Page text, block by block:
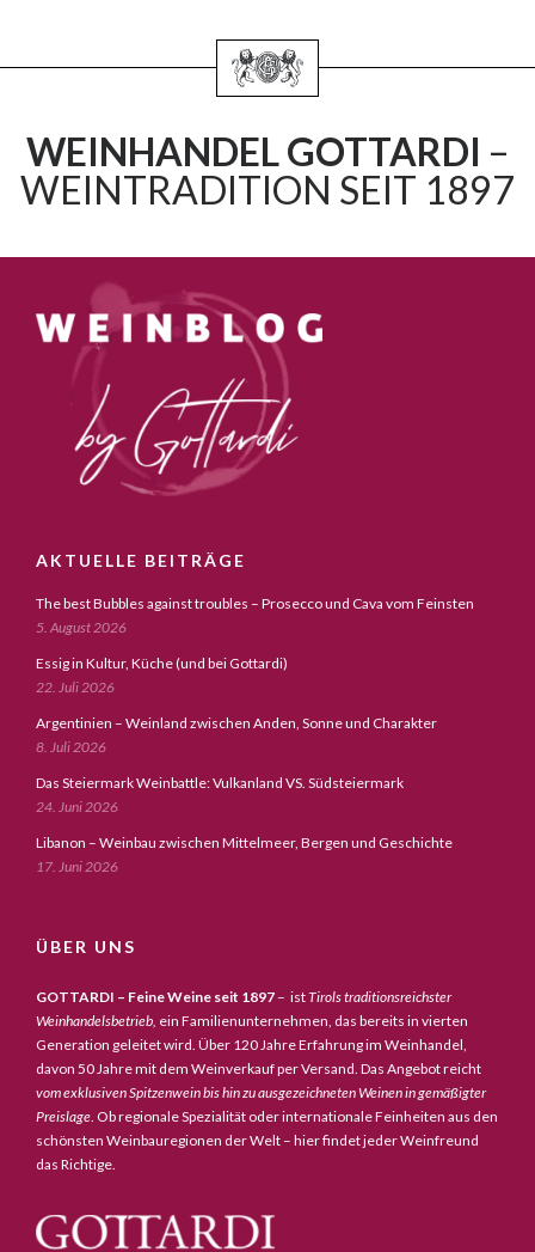
WEINHANDEL GOTTARDI –
WEINTRADITION SEIT 1897
AKTUELLE BEITRÄGE
The best Bubbles against troubles – Prosecco und Cava vom Feinsten
5. August 2026
Essig in Kultur, Küche (und bei Gottardi)
22. Juli 2026
Argentinien – Weinland zwischen Anden, Sonne und Charakter
8. Juli 2026
Das Steiermark Weinbattle: Vulkanland VS. Südsteiermark
24. Juni 2026
Libanon – Weinbau zwischen Mittelmeer, Bergen und Geschichte
17. Juni 2026
ÜBER UNS
GOTTARDI – Feine Weine seit 1897 – istTirols traditionsreichster
Weinhandelsbetrieb, ein Familienunternehmen, das bereits in vierten
Generation geleitet wird. Über 120 Jahre Erfahrung im Weinhandel,
davon 50 Jahre mit dem Weinverkauf per Versand. Das Angebot reicht
vom exklusiven Spitzenwein bis hin zu ausgezeichneten Weinen in gemäßigter
Preislage. Ob regionale Spezialität oder internationale Feinheiten aus den
schönsten Weinbauregionen der Welt – hier findet jeder Weinfreund
das Richtige.